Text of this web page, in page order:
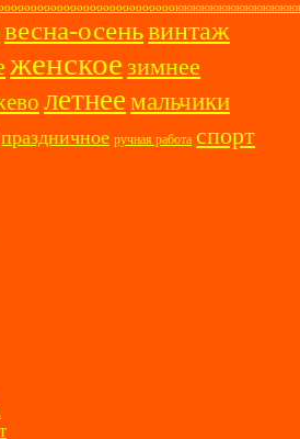
весна-осеньвинтаж
женское зимнее
летнее мальчики
праздничное ручная работа спорт